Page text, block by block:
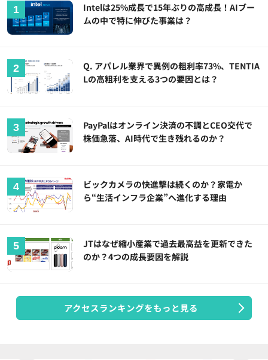
Intelは25%成長で15年ぶりの高成長！AIブー
ムの中で特に伸びた事業は？
Q. アパレル業界で異例の粗利率73%、TENTIA
Lの高粗利を支える3つの要因とは？
PayPalはオンライン決済の不調とCEO交代で
株価急落、AI時代で生き残れるのか？
ビックカメラの快進撃は続くのか？家電か
ら“生活インフラ企業”へ進化する理由
JTはなぜ縮小産業で過去最高益を更新できた
のか？4つの成長要因を解説
アクセスランキングをもっと見る